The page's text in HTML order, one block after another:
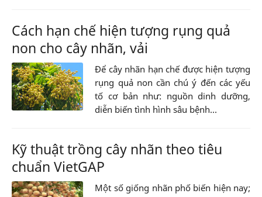
Cách hạn chế hiện tượng rụng quả
non cho cây nhãn, vải
Để cây nhãn hạn chế được hiện tượng
rụng quả non cần chú ý đến các yếu
tố cơ bản như: nguồn dinh dưỡng,
diễn biến tình hình sâu bệnh...
Kỹ thuật trồng cây nhãn theo tiêu
chuẩn VietGAP
Một số giống nhãn phố biến hiện nay;